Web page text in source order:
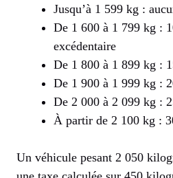
Jusqu’à 1 599 kg :
De 1 600 à 1 799 kg :
excédentaire
De 1 800 à 1 899 kg :
De 1 900 à 1 999 kg :
De 2 000 à 2 099 kg :
À partir de 2 100 kg :
Un véhicule pesant 2 050